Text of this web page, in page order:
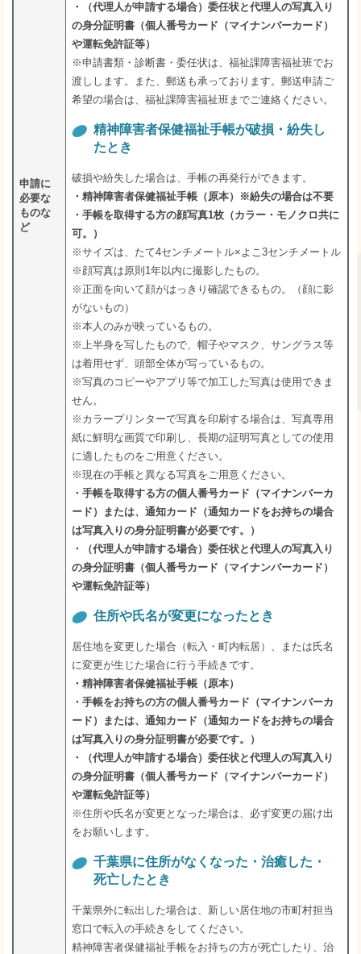
申請に
必要な
ものな
ど
・（代理人が申請する場合）委任状と代理人の写真入り
の身分証明書（個人番号カード（マイナンバーカード）
や運転免許証等）
※申請書類・診断書・委任状は、福祉課障害福祉班でお
渡しします。また、郵送も承っております。郵送申請ご
希望の場合は、福祉課障害福祉班までご連絡ください。
精神障害者保健福祉手帳が破損・紛失し
たとき
破損や紛失した場合は、手帳の再発行ができます。
・精神障害者保健福祉手帳（原本）※紛失の場合は不要
・手帳を取得する方の顔写真1枚（カラー・モノクロ共に
可。）
※サイズは、たて4センチメートル×よこ3センチメートル
※顔写真は原則1年以内に撮影したもの。
※正面を向いて顔がはっきり確認できるもの。（顔に影
がないもの）
※本人のみが映っているもの。
※上半身を写したもので、帽子やマスク、サングラス等
は着用せず、頭部全体が写っているもの。
※写真のコピーやアプリ等で加工した写真は使用できま
せん。
※カラープリンターで写真を印刷する場合は、写真専用
紙に鮮明な画質で印刷し、長期の証明写真としての使用
に適したものをご用意ください。
※現在の手帳と異なる写真をご用意ください。
・手帳を取得する方の個人番号カード（マイナンバーカ
ード）または、通知カード（通知カードをお持ちの場合
は写真入りの身分証明書が必要です。）
・（代理人が申請する場合）委任状と代理人の写真入り
の身分証明書（個人番号カード（マイナンバーカード）
や運転免許証等）
住所や氏名が変更になったとき
居住地を変更した場合（転入・町内転居）、または氏名
に変更が生じた場合に行う手続きです。
・精神障害者保健福祉手帳（原本）
・手帳をお持ちの方の個人番号カード（マイナンバーカ
ード）または、通知カード（通知カードをお持ちの場合
は写真入りの身分証明書が必要です。）
・（代理人が申請する場合）委任状と代理人の写真入り
の身分証明書（個人番号カード（マイナンバーカード）
や運転免許証等）
※住所や氏名が変更となった場合は、必ず変更の届け出
をお願いします。
千葉県に住所がなくなった・治癒した・
死亡したとき
千葉県外に転出した場合は、新しい居住地の市町村担当
窓口で転入の手続きをしてください。
精神障害者保健福祉手帳をお持ちの方が死亡したり、治